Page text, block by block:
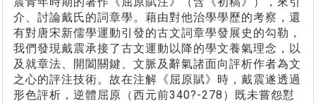
介、討論戴氏的詞章學。藉由對他治學學歷的考察，還
有對唐宋新儒學運動引發的古文詞章學發展史的勾勒，
我們發現戴震承接了古文運動以降的學文養氣理念，以
及就章法、開闔關鍵、文脈及辭氣諸面向評析作者為文
之心的評注技術。故在注解《屈原賦》時，戴震遂透過
形色評析，逆體屈原（西元前340?-278）既未嘗怨懟